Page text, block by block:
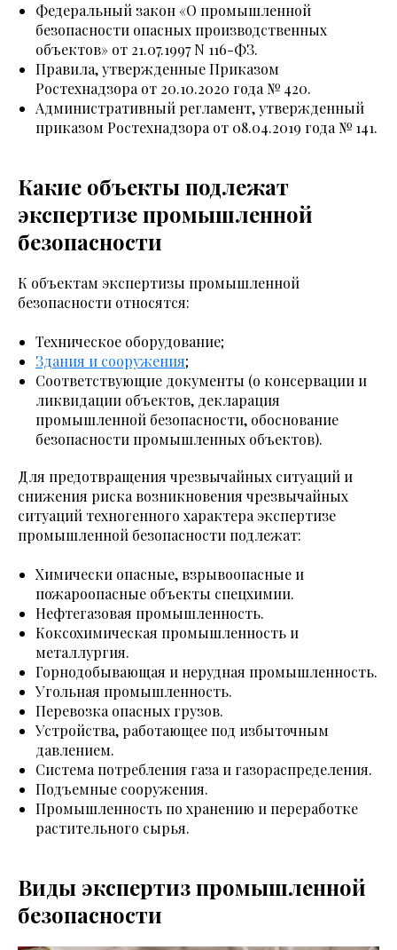
Федеральный закон «О промышленной
безопасности опасных производственных
объектов» от 21.07.1997 N 116-ФЗ.
Правила, утвержденные Приказом
Ростехнадзора от 20.10.2020 года № 420.
Административный регламент, утвержденный
приказом Ростехнадзора от 08.04.2019 года № 141.
Какие объекты подлежат
экспертизе промышленной
безопасности
К объектам экспертизы промышленной
безопасности относятся:
Техническое оборудование;
Здания и сооружения;
Соответствующие документы (о консервации и
ликвидации объектов, декларация
промышленной безопасности, обоснование
безопасности промышленных объектов).
Для предотвращения чрезвычайных ситуаций и
снижения риска возникновения чрезвычайных
ситуаций техногенного характера экспертизе
промышленной безопасности подлежат:
Химически опасные, взрывоопасные и
пожароопасные объекты спецхимии.
Нефтегазовая промышленность.
Коксохимическая промышленность и
металлургия.
Горнодобывающая и нерудная промышленность.
Угольная промышленность.
Перевозка опасных грузов.
Устройства, работающее под избыточным
давлением.
Система потребления газа и газораспределения.
Подъемные сооружения.
Промышленность по хранению и переработке
растительного сырья.
Виды экспертиз промышленной
безопасности